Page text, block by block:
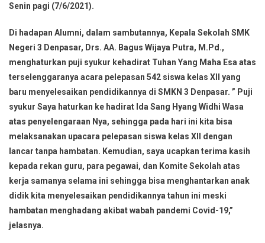
Senin pagi (7/6/2021).
Di hadapan Alumni, dalam sambutannya, Kepala Sekolah SMK
Negeri 3 Denpasar, Drs. AA. Bagus Wijaya Putra, M.Pd.,
menghaturkan puji syukur kehadirat Tuhan Yang Maha Esa atas
terselenggaranya acara pelepasan 542 siswa kelas XII yang
baru menyelesaikan pendidikannya di SMKN 3 Denpasar. ” Puji
syukur Saya haturkan ke hadirat Ida Sang Hyang Widhi Wasa
atas penyelengaraan Nya, sehingga pada hari ini kita bisa
melaksanakan upacara pelepasan siswa kelas XII dengan
lancar tanpa hambatan. Kemudian, saya ucapkan terima kasih
kepada rekan guru, para pegawai, dan Komite Sekolah atas
kerja samanya selama ini sehingga bisa menghantarkan anak
didik kita menyelesaikan pendidikannya tahun ini meski
hambatan menghadang akibat wabah pandemi Covid-19,”
jelasnya.